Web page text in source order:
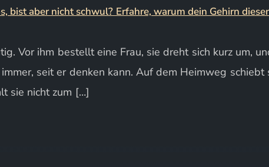
Vor ihm bestellt eine Frau, sie dreht sich kurz um,
seit er denken kann. Auf dem Heimweg
sie nicht zum […]